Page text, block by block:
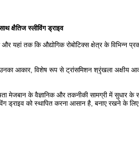
क्षैतिज स्लीविंग ड्राइव
यहां तक ​​कि औद्योगिक रोबोटिक्स क्षेत्र के विभिन्न
आकार, विशेष रूप से ट्रांसमिशन श्रृंखला
मेजबान के वैज्ञानिक और तकनीकी सामग्री में सुधार
ड्राइव को स्थापित करना आसान है, बनाए रखने के